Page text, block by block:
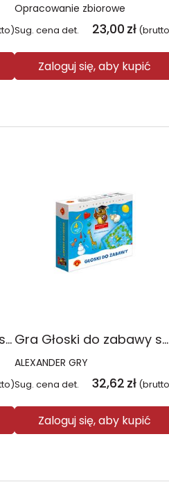
Opracowanie zbiorowe
Sug. cena det. 23,00 zł
Zaloguj się, aby kupić
Gra Sylaby do zabawy sowa mądra głowa 0361 Gra Głoski do zabawy sowa mądra głowa 0363
ALEXANDER GRY
Sug. cena det. 32,62 zł
Zaloguj się, aby kupić